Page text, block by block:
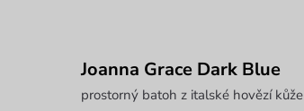
Joanna Grace Dark Blue
prostorný batoh z italské hovězí kůže